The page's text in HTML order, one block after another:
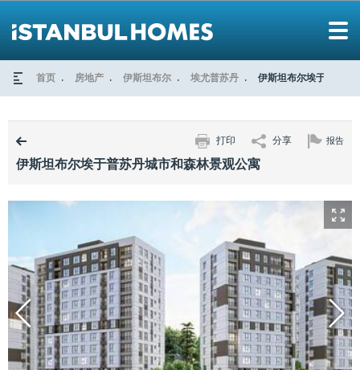
首页 房地产 伊斯坦布尔 埃尤普苏丹 伊斯坦布尔埃于普苏丹
报告
分享
打印
伊斯坦布尔埃于普苏丹城市和森林景观公寓